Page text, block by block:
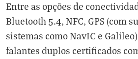
Entre as opções de
Bluetooth 5.4, NFC, GPS (com
sistemas como NavIC e
falantes duplos certificados